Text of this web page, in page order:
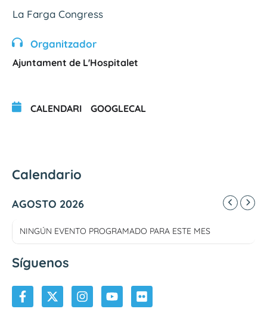
La Farga Congress
Organitzador
Ajuntament de L'Hospitalet
CALENDARI GOOGLECAL
Calendario
AGOSTO 2026
NINGÚN EVENTO PROGRAMADO PARA ESTE MES
Síguenos